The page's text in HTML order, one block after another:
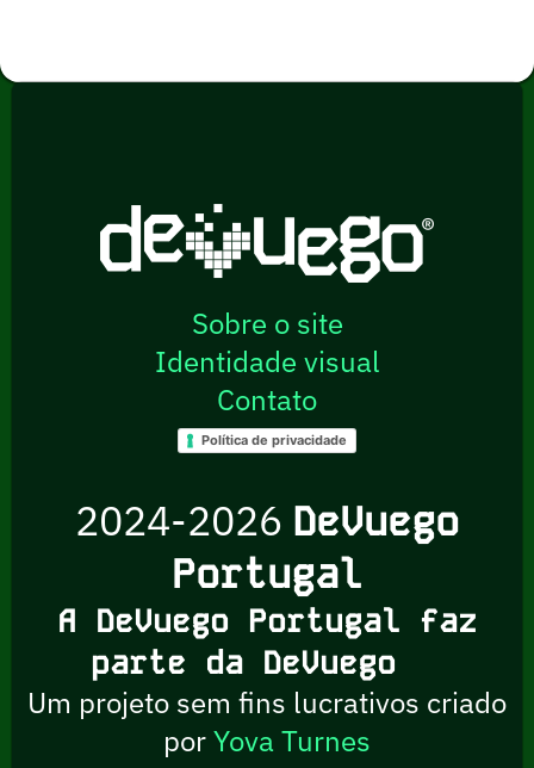
Sobre o site
Identidade visual
Contato
Política de privacidade
2024-2026 DeVuego
Portugal
A DeVuego Portugal faz
parte da DeVuego
Um projeto sem fins lucrativos criado
porYova Turnes